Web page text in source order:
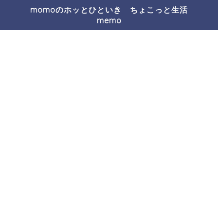
momoのホッとひといき ちょこっと生活
memo